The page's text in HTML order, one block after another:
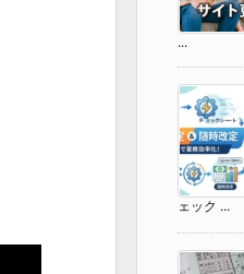
...
ェック ...